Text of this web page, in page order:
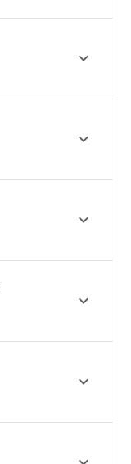




